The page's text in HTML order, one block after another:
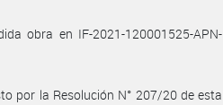
obra en IF-2021-120001525-APN-
por la Resolución N° 207/20 de esta